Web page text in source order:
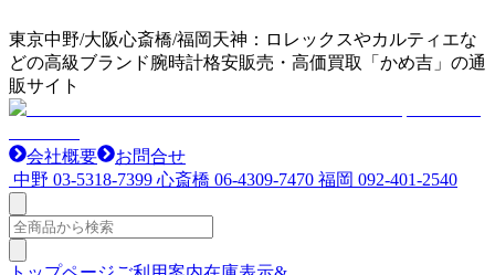
東京中野/大阪心斎橋/福岡天神：ロレックスやカルティエな
どの高級ブランド腕時計格安販売・高価買取「かめ吉」の通
販サイト
会社概要
お問合せ
中野 03-5318-7399 心斎橋 06-4309-7470 福岡 092-401-2540